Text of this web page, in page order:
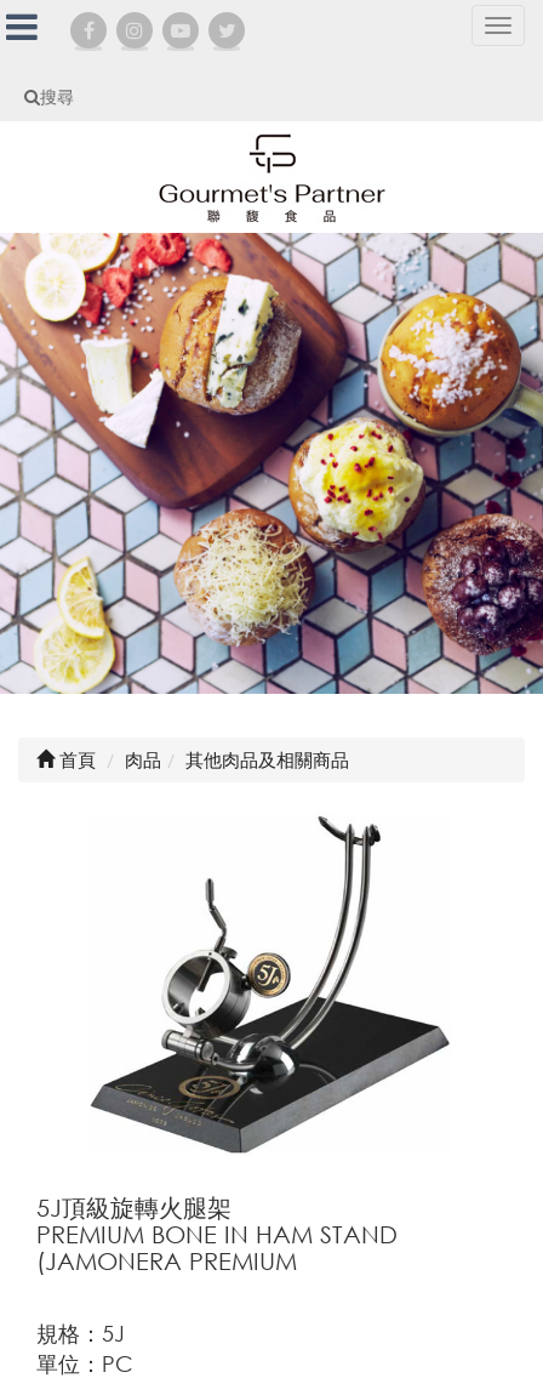
搜尋
選
首頁 肉品 其他肉品及相關商品
5J頂級旋轉火腿架
PREMIUM BONE IN HAM STAND
(JAMONERA PREMIUM
規格：5J
單位：PC